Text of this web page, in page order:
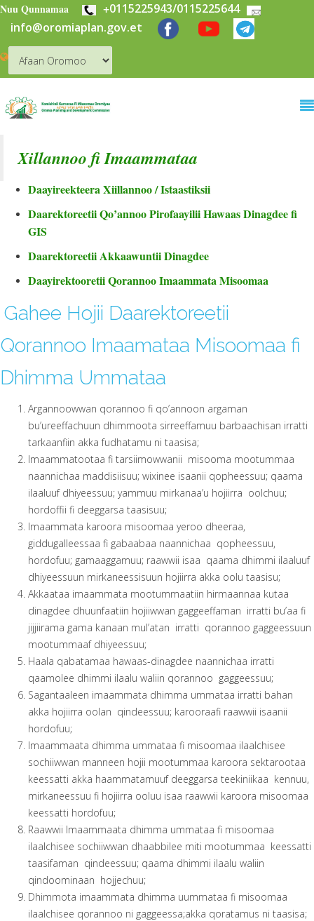
Skip to main content
Nuu Qunnamaa +0115225943/0115225644
info@oromiaplan.gov.et
Xillannoo fi Imaammataa
Daayireekteera Xiillannoo / Istaastiksii
Daarektoreetii Qo’annoo Pirofaayilii Hawaas Dinagdee fi
GIS
Daarektoreetii Akkaawuntii Dinagdee
Daayirektooretii Qorannoo Imaammata Misoomaa
Gahee Hojii Daarektoreetii
Qorannoo Imaamataa Misoomaa fi
Dhimma Ummataa
Argannoowwan qorannoo fi qo’annoon argaman
bu’ureeffachuun dhimmoota sirreeffamuu barbaachisan irratti
tarkaanfiin akka fudhatamu ni taasisa;
Imaammatootaa fi tarsiimowwanii misooma mootummaa
naannichaa maddisiisuu; wixinee isaanii qopheessuu; qaama
ilaaluuf dhiyeessuu; yammuu mirkanaa’u hojiirra oolchuu;
hordoffii fi deeggarsa taasisuu;
Imaammata karoora misoomaa yeroo dheeraa,
giddugalleessaa fi gabaabaa naannichaa qopheessuu,
hordofuu; gamaaggamuu; raawwii isaa qaama dhimmi ilaaluuf
dhiyeessuun mirkaneessisuun hojiirra akka oolu taasisu;
Akkaataa imaammata mootummaatiin hirmaannaa kutaa
dinagdee dhuunfaatiin hojiiwwan gaggeeffaman irratti bu’aa fi
jijjiirama gama kanaan mul’atan irratti qorannoo gaggeessuun
mootummaaf dhiyeessuu;
Haala qabatamaa hawaas-dinagdee naannichaa irratti
qaamolee dhimmi ilaalu waliin qorannoo gaggeessuu;
Sagantaaleen imaammata dhimma ummataa irratti bahan
akka hojiirra oolan qindeessuu; karooraafi raawwii isaanii
hordofuu;
Imaammaata dhimma ummataa fi misoomaa ilaalchisee
sochiiwwan manneen hojii mootummaa karoora sektarootaa
keessatti akka haammatamuuf deeggarsa teekiniikaa kennuu,
mirkaneessuu fi hojiirra ooluu isaa raawwii karoora misoomaa
keessatti hordofuu;
Raawwii Imaammaata dhimma ummataa fi misoomaa
ilaalchisee sochiiwwan dhaabbilee miti mootummaa keessatti
taasifaman qindeessuu; qaama dhimmi ilaalu waliin
qindoominaan hojjechuu;
Dhimmota imaammata dhimma uummataa fi misoomaa
ilaalchisee qorannoo ni gaggeessa;akka qoratamus ni taasisa;